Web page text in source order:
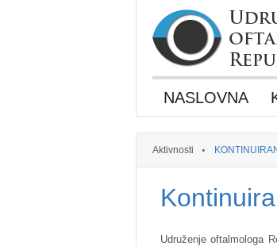
NASLOVNA
Aktivnosti
Udruženje oftalmologa